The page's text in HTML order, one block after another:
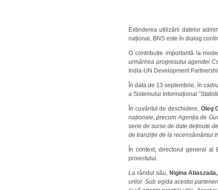
Extinderea utilizării datelor
național, BNS este în dialog
O contribuție importantă la
urmărirea progresului agendei
India-UN Development
În data de 13 septembrie, în
a Sistemului Informațional
În cuvântul de deschidere, Oleg
naționale, precum Agenția de
serie de surse de date deținute
de tranziție de la recensământul
În context, directorul general al
proiectului.
La rândul său, Nigina
urilor. Sub egida acestui